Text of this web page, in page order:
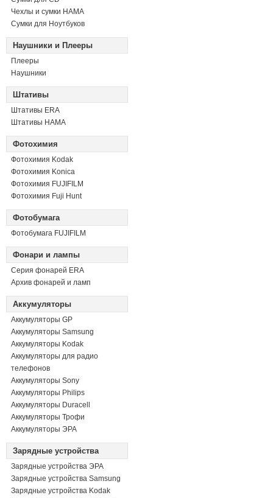
Чехлы и сумки HAMA
Сумки для Ноутбуков
Наушники и Плееры
Плееры
Наушники
Штативы
Штативы ERA
Штативы HAMA
Фотохимия
Фотохимия Kodak
Фотохимия Konica
Фотохимия FUJIFILM
Фотохимия Fuji Hunt
Фотобумага
Фотобумага FUJIFILM
Фонари и лампы
Серия фонарей ERA
Архив фонарей и ламп
Аккумуляторы
Аккумуляторы GP
Аккумуляторы Samsung
Аккумуляторы Kodak
Аккумуляторы для радио
телефонов
Аккумуляторы Sony
Аккумуляторы Philips
Аккумуляторы Duracell
Аккумуляторы Трофи
Аккумуляторы ЭРА
Зарядные устройства
Зарядные устройства ЭРА
Зарядные устройства Samsung
Зарядные устройства Kodak